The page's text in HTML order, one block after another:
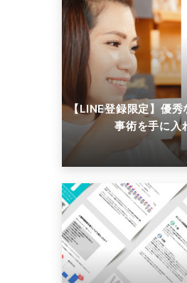
【LINE登録限定】優秀
事術を手に入